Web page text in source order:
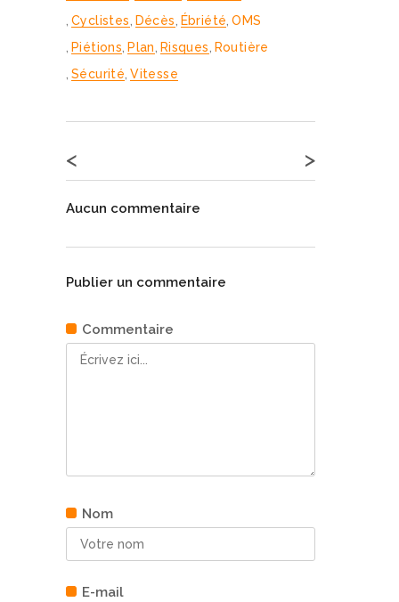
, Cyclistes, Décès, Ébriété, OMS
, Piétions, Plan, Risques, Routière
, Sécurité, Vitesse
< >
Aucun commentaire
Publier un commentaire
Commentaire
Nom
E-mail